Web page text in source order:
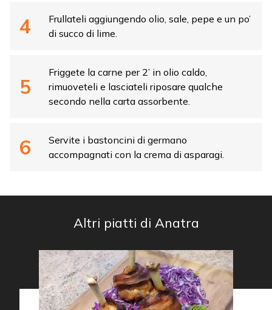
Frullateli aggiungendo olio, sale, pepe e un po’
di succo di lime.
Friggete la carne per 2’ in olio caldo,
rimuoveteli e lasciateli riposare qualche
secondo nella carta assorbente.
Servite i bastoncini di germano
accompagnati con la crema di asparagi.
Altri piatti di Anatra